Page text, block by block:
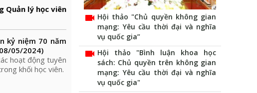
Quản lý học viên
kỷ niệm 70 năm
05/2024)
hoạt động tuyên
khối học viên.
videocam Hội thảo "Chủ quyền không gian
mạng: Yêu cầu thời đại và nghĩa
vụ quốc gia”
videocam Hội thảo "Bình luận khoa học
sách: Chủ quyền trên không gian
mạng: Yêu cầu thời đại và nghĩa
vụ quốc gia"